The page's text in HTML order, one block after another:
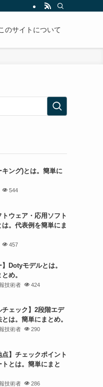
のサイトについて
キング)とは。簡単に
544
トウェア・応用ソフト
は。代表例を簡単にま
457
】Dotyモデルとは。
め。
技術者 424
チェック】2段階エデ
は。簡単にまとめ。
技術者 290
点】チェックポイント
トとは。簡単にまと
技術者 286